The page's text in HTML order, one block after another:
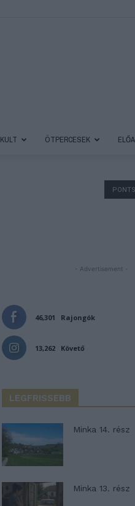
KULT ÖTPERCESEK
- Advertisement -
46,301 Rajongók
13,262 Követő
LEGFRISSEBB
Minka 14. rész
Minka 13. rész